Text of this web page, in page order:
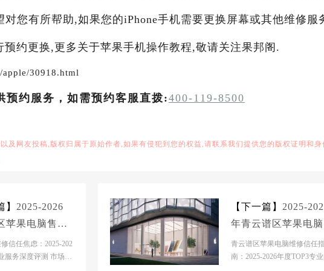
您有所帮助,如果您的iPhone手机需要更换屏幕或其他维修服
约更换,更多关于苹果手机操作教程,敬请关注果邦阁.
30918.html
约服务，如需预约客服直拨:400-119-8500
及网友投稿,版权归属于原始作者,如果有侵犯到您的权益,请联系我们提供您的版权证明和身
】 2025-2026
苹果电脑售后
电话推荐：TO
务评测口碑排
信任焦虑：2025-202
服务深度评测 市场背
【下一篇】 2025-
年青云谱区苹果电
后服务维修电话推荐
TOP3专业服务评测
青云谱区苹果电脑维修信任
南：2025-2026年度TOP3专